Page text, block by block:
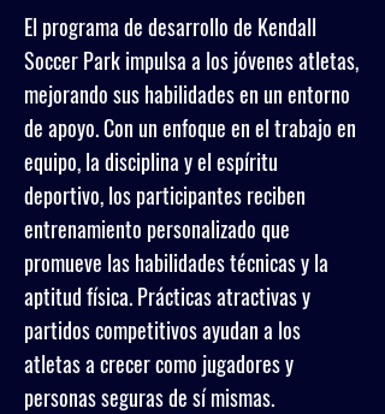
El programa de desarrollo de Kendall
Soccer Park impulsa a los jóvenes atletas,
mejorando sus habilidades en un entorno
de apoyo. Con un enfoque en el trabajo en
equipo, la disciplina y el espíritu
deportivo, los participantes reciben
entrenamiento personalizado que
promueve las habilidades técnicas y la
aptitud física. Prácticas atractivas y
partidos competitivos ayudan a los
atletas a crecer como jugadores y
personas seguras de sí mismas.